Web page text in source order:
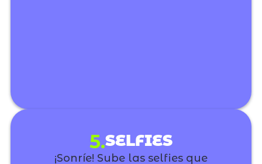
5.SELFIES
¡Sonríe! Sube las selfies que